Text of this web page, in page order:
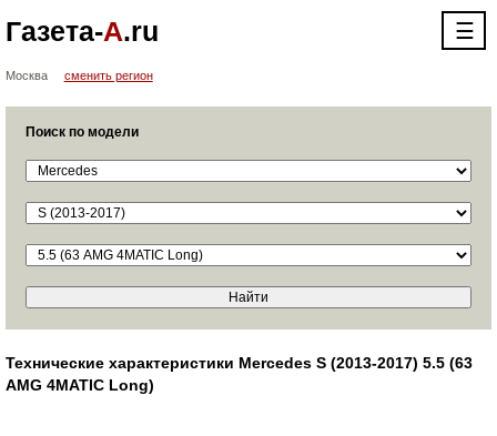
Газета-А.ru ☰
Москва сменить регион
Поиск по модели
Технические характеристики Mercedes S (2013-2017) 5.5 (63
AMG 4MATIC Long)